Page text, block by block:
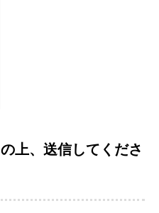
上、送信してくださ